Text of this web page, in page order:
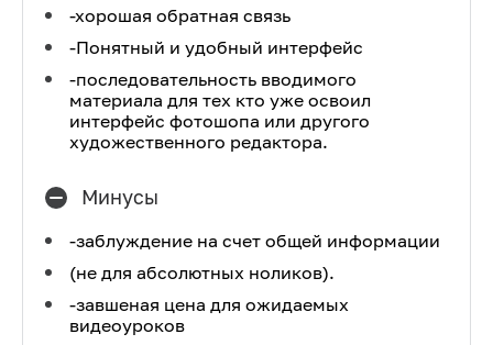
-хорошая обратная связь
-Понятный и удобный интерфейс
-последовательность вводимого
материала для тех кто уже освоил
интерфейс фотошопа или другого
художественного редактора.
Минусы
-заблуждение на счет общей информации
(не для абсолютных ноликов).
-завшеная цена для ожидаемых
видеоуроков